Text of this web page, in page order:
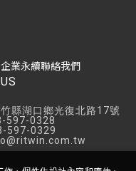
企業永續聯絡我們
縣湖口鄉光復北路17號
597-0328
597-0329